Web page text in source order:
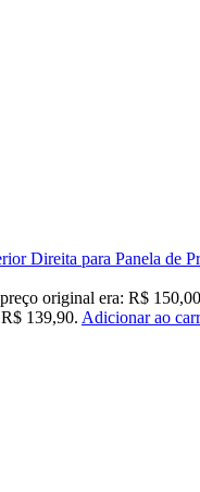
Direita para Panela de
original era: R$
139,90. Adicionar ao